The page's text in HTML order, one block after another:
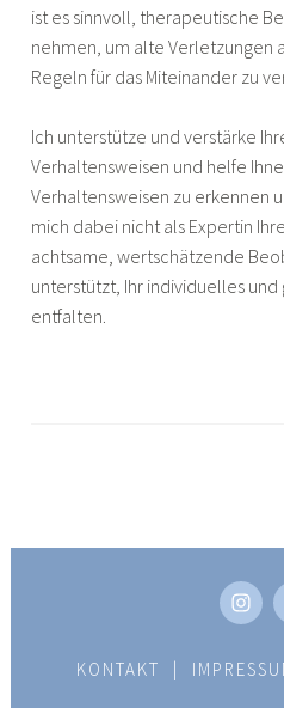
ist es sinnvoll, therapeutische
nehmen, um alte Verletzungen
Regeln für das Miteinander zu
Ich unterstütze und verstärke
Verhaltensweisen und helfe
Verhaltensweisen zu erkennen
mich dabei nicht als Expertin
achtsame, wertschätzende
unterstützt, Ihr individuelles
entfalten.
KONTAKT |